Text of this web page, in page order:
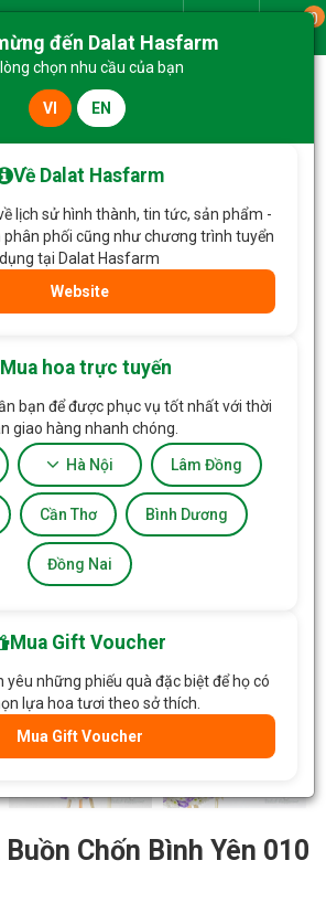
0
Buồn
Buồn Chốn Bình Yên 010
đến Dalat Hasfarm
chọn nhu cầu của bạn
VI EN
Về Dalat Hasfarm
lịch sử hình thành, tin tức, sản phẩm -
phân phối cũng như chương trình tuyển
dụng tại Dalat Hasfarm
Website
Mua hoa trực tuyến
bạn để được phục vụ tốt nhất với thời
giao hàng nhanh chóng.
Hà Nội Lâm Đồng
Cần Thơ Bình Dương
Đồng Nai
Mua Gift Voucher
những phiếu quà đặc biệt để họ có
lựa hoa tươi theo sở thích.
Mua Gift Voucher